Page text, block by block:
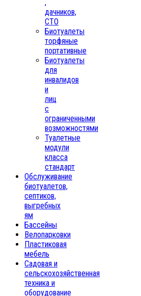
,
дачников,
СТО
Биотуалеты
торфяные
портативные
Биотуалеты
для
инвалидов
и
лиц
с
ограниченными
возможностями
Туалетные
модули
класса
стандарт
Обслуживание
биотуалетов,
септиков,
выгребных
ям
Бассейны
Велопарковки
Пластиковая
мебель
Садовая и
сельскохозяйственная
техника и
оборудование